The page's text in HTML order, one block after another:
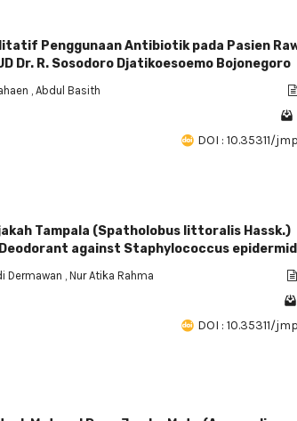
Penggunaan Antibiotik pada Pasien
Dr. R. Sosodoro Djatikoesoemo Bojonegoro
Abdul Basith
DOI : 10.35311/
Tampala (Spatholobus littoralis Hassk.)
against Staphylococcus
Dermawan Nur Atika Rahma
DOI : 10.35311/